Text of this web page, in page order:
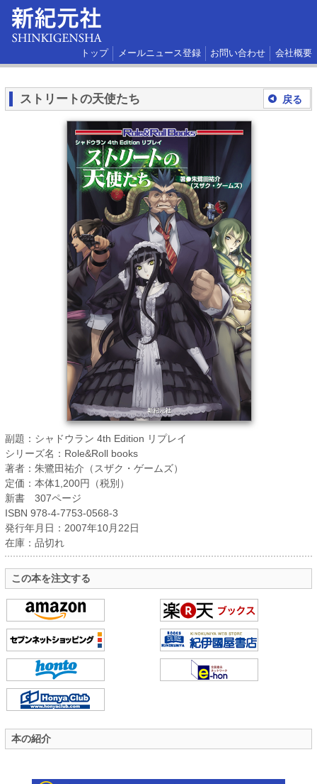
トップ メールニュース登録 お問い合わせ 会社概要
戻る
ストリートの天使たち
副題：シャドウラン 4th Edition リプレイ
シリーズ名：Role&Roll books
著者：朱鷺田祐介（スザク・ゲームズ）
定価：本体1,200円（税別）
新書 307ページ
ISBN 978-4-7753-0568-3
発行年月日：2007年10月22日
在庫：品切れ
この本を注文する
本の紹介